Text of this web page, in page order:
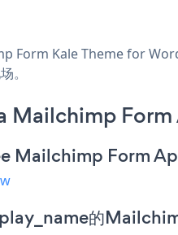
Form Kale Theme for
。
Mailchimp
Mailchimp Form
的